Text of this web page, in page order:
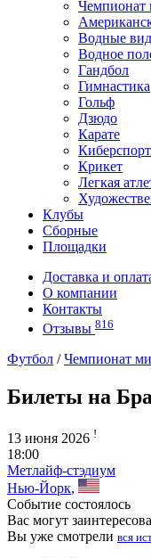
Чемпионат
Водные
Водное
Гандбол
Гимнастика
Гольф
Дзюдо
Карате
Киберспорт
Крикет
Легкая
Клубы
Сборные
Площадки
Доставка и
О компании
Контакты
Отзывы 816
Футбол /Чемпионат
Билеты на
13 июня 2026 !
18:00
Метлайф-стэдиум
Нью-Йорк,
Событие состоялось
Вас могут
Вы уже смотрели вся